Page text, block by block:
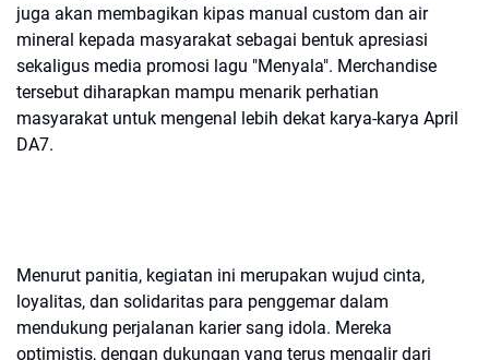
juga akan membagikan kipas manual custom dan air
mineral kepada masyarakat sebagai bentuk apresiasi
sekaligus media promosi lagu "Menyala". Merchandise
tersebut diharapkan mampu menarik perhatian
masyarakat untuk mengenal lebih dekat karya-karya April
DA7.
Menurut panitia, kegiatan ini merupakan wujud cinta,
loyalitas, dan solidaritas para penggemar dalam
mendukung perjalanan karier sang idola. Mereka
optimistis, dengan dukungan yang terus mengalir dari